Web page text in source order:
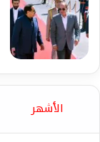
الأشهر